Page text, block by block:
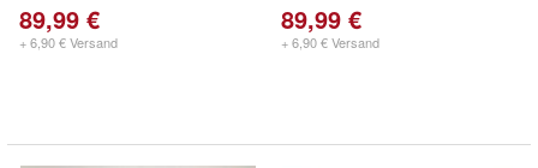
89,99 €
+ 6,90 € Versand
89,99 €
+ 6,90 € Versand